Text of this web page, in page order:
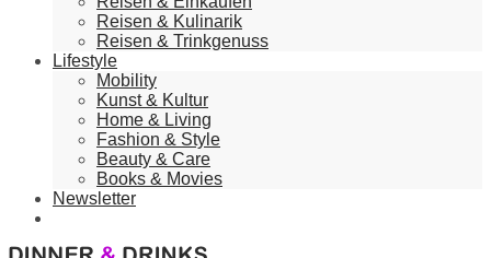
Reisen & Kulinarik
Reisen & Trinkgenuss
Lifestyle
Mobility
Kunst & Kultur
Home & Living
Fashion & Style
Beauty & Care
Books & Movies
Newsletter